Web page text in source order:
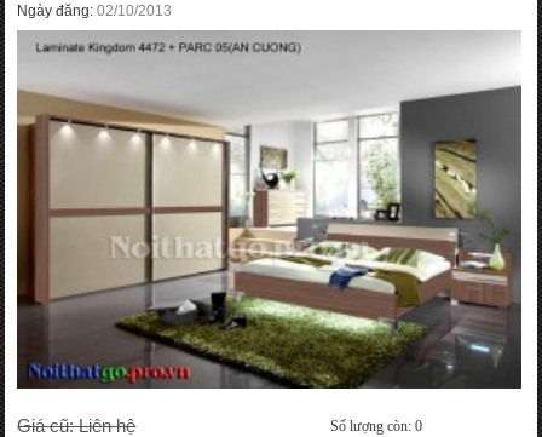
Ngày đăng:02/10/2013
Giá cũ: Liên hệ
Số lượng còn: 0